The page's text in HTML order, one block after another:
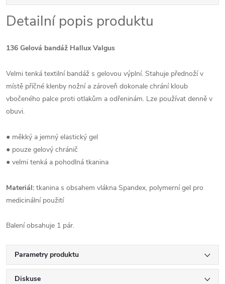
Detailní popis produktu
136 Gelová bandáž Hallux Valgus
Velmi tenká textilní bandáž s gelovou výplní. Stahuje přednoží v
místě příčné klenby nožní a zároveň dokonale chrání kloub
vbočeného palce proti otlakům a odřeninám. Lze používat denně v
obuvi.
● měkký a jemný elastický gel
● pouze gelový chránič
● velmi tenká a pohodlná tkanina
Materiál: tkanina s obsahem vlákna Spandex, polymerní gel pro
medicinální použití
Balení obsahuje 1 pár.
Parametry produktu
Diskuse